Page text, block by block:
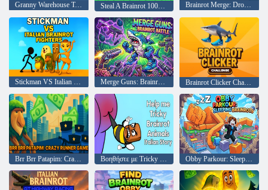
Granny Warehouse Terror Steal A Brainrot 100% Original Brainrot Merge: Drop Puzzle
Stickman VS Italian Brainrot Fighters Merge Guns: Brainrot Battle Brainrot Clicker Challenge
Brr Brr Patapim: Crazy Runner Game Βοηθήστε με Tricky Brainrot Animals Italian Story Obby Parkour: Sleeping Brainrots